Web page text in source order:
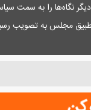
دیگر نگاه‌ها را به
مجلس به تصویب